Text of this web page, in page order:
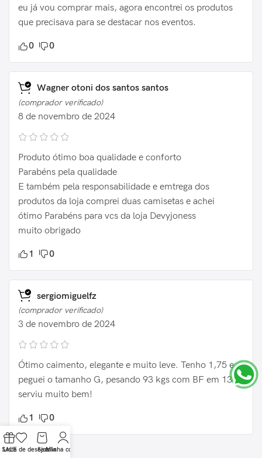
eu já vou comprar mais, agora encontrei os produtos
que precisava para se destacar nos eventos.
0 0
Wagner otoni dos santos santos
(comprador verificado)
8 de novembro de 2024
Produto ótimo boa qualidade e conforto
Parabéns pela qualidade
E também pela responsabilidade e emtrega dos
produtos da loja comprei duas camisetas e achei
ótimo Parabéns para vcs da loja Devyjoness
muito obrigado
1 0
sergiomiguelfz
(comprador verificado)
3 de novembro de 2024
Ótimo caimento, elegante e muito leve. Tenho 1,75 e
peguei o tamanho G, pesando 93 kgs com BF em 13%,
serviu muito bem!
1 0
SALE
Lista de desejos
SacolaMinha conta